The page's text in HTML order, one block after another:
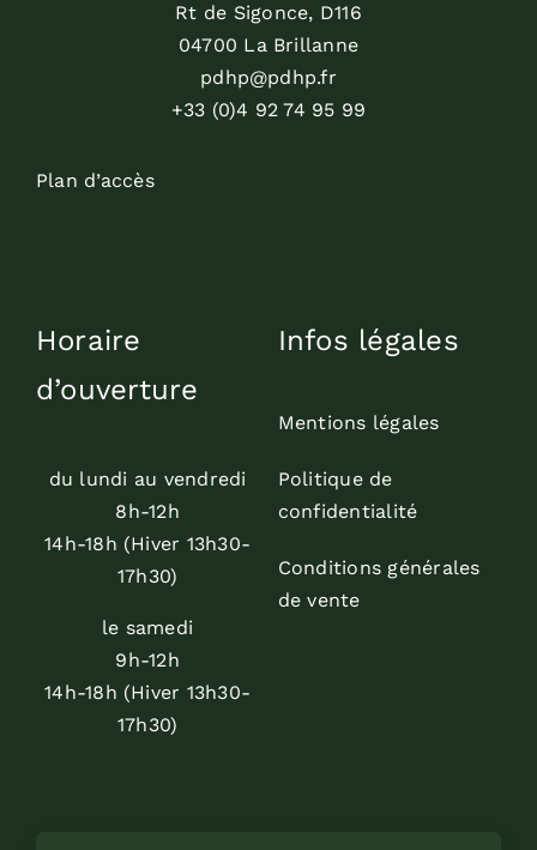
Rt de Sigonce, D116
04700 La Brillanne
pdhp@pdhp.fr
+33 (0)4 92 74 95 99
Plan d’accès
Horaire
d’ouverture
du lundi au vendredi
8h-12h
14h-18h (Hiver 13h30-
17h30)
le samedi
9h-12h
14h-18h (Hiver 13h30-
17h30)
Infos légales
Mentions légales
Politique de
confidentialité
Conditions générales
de vente